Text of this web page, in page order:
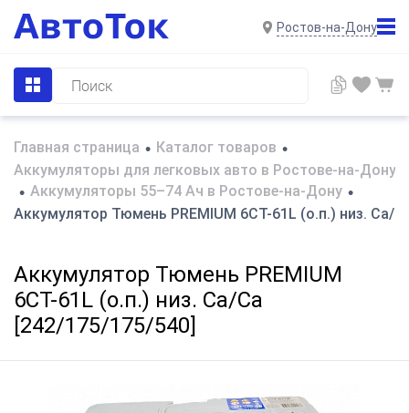
Ростов-на-Дону
Главная страница • Каталог товаров •
Аккумуляторы для легковых авто в Ростове-на-Дону
• Аккумуляторы 55–74 Ач в Ростове-на-Дону •
Аккумулятор Тюмень PREMIUM 6СТ-61L (о.п.) низ. Ca/
Аккумулятор Тюмень PREMIUM
6СТ-61L (о.п.) низ. Ca/Ca
[242/175/175/540]